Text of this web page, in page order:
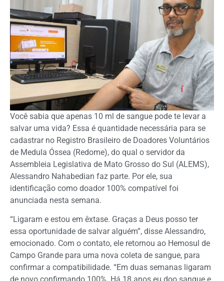
Você sabia que apenas 10 ml de sangue pode te levar a
salvar uma vida? Essa é quantidade necessária para se
cadastrar no Registro Brasileiro de Doadores Voluntários
de Medula Óssea (Redome), do qual o servidor da
Assembleia Legislativa de Mato Grosso do Sul (ALEMS),
Alessandro Nahabedian faz parte. Por ele, sua
identificação como doador 100% compatível foi
anunciada nesta semana.
“Ligaram e estou em êxtase. Graças a Deus posso ter
essa oportunidade de salvar alguém”, disse Alessandro,
emocionado. Com o contato, ele retornou ao Hemosul de
Campo Grande para uma nova coleta de sangue, para
confirmar a compatibilidade. “Em duas semanas ligaram